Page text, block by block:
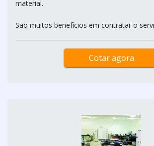
material.
São muitos benefícios em contratar o
Cotar agora